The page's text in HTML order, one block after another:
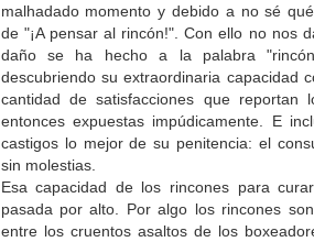
malhadado momento y debido a no sé
de "¡A pensar al rincón!". Con ello no nos
daño se ha hecho a la palabra
descubriendo su extraordinaria capacidad
cantidad de satisfacciones que reportan
entonces expuestas impúdicamente. E
castigos lo mejor de su penitencia: el
sin molestias.
Esa capacidad de los rincones para
pasada por alto. Por algo los rincones
entre los cruentos asaltos de los